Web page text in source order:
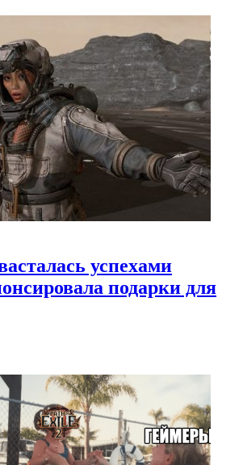
успехами
подарки для